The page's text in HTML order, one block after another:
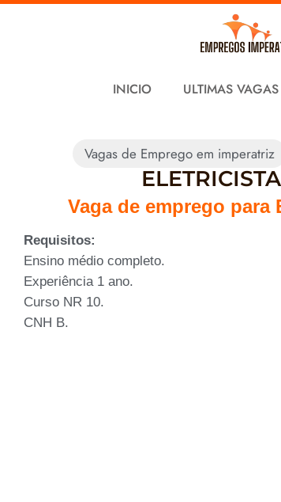
INICIO ULTIMAS VAGAS
Vagas de Emprego em imperatriz
Vaga de emprego para
Requisitos:
Ensino médio completo.
Experiência 1 ano.
Curso NR 10.
CNH B.